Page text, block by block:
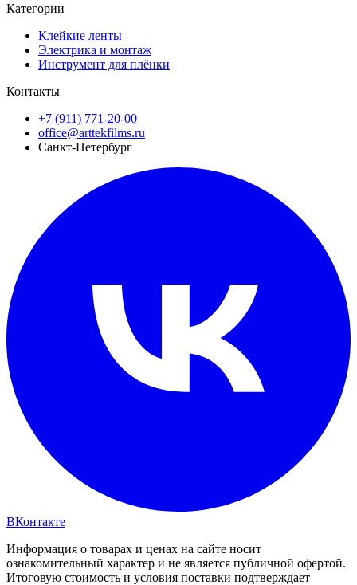
Категории
Клейкие ленты
Электрика и монтаж
Инструмент для плёнки
Контакты
+7 (911) 771-20-00
office@arttekfilms.ru
Санкт-Петербург
ВКонтакте
Информация о товарах и ценах на сайте носит
ознакомительный характер и не является публичной офертой.
Итоговую стоимость и условия поставки подтверждает